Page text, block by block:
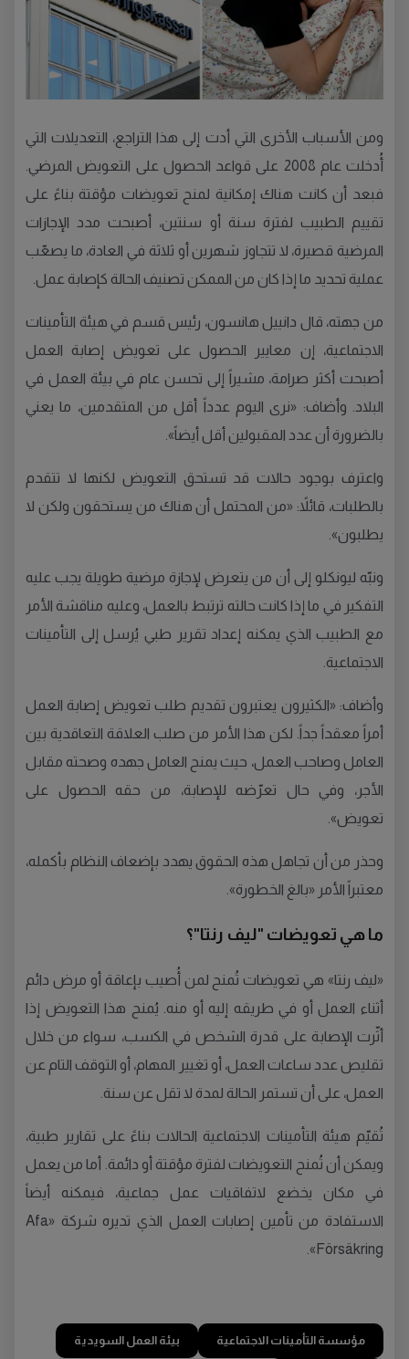
ومن الأسباب الأخرى التي أدت إلى هذا التراجع، التعديلات التي
أُدخلت عام 2008 على قواعد الحصول على التعويض المرضي.
فبعد أن كانت هناك إمكانية لمنح تعويضات مؤقتة بناءً على
تقييم الطبيب لفترة سنة أو سنتين، أصبحت مدد الإجازات
المرضية قصيرة، لا تتجاوز شهرين أو ثلاثة في العادة، ما يصعّب
عملية تحديد ما إذا كان من الممكن تصنيف الحالة كإصابة عمل.
من جهته، قال دانييل هانسون، رئيس قسم في هيئة التأمينات
الاجتماعية، إن معايير الحصول على تعويض إصابة العمل
أصبحت أكثر صرامة، مشيراً إلى تحسن عام في بيئة العمل في
البلاد. وأضاف: «نرى اليوم عدداً أقل من المتقدمين، ما يعني
بالضرورة أن عدد المقبولين أقل أيضاً».
واعترف بوجود حالات قد تستحق التعويض لكنها لا تتقدم
بالطلبات، قائلاً: «من المحتمل أن هناك من يستحقون ولكن لا
يطلبون».
ونبّه ليونكلو إلى أن من يتعرض لإجازة مرضية طويلة يجب عليه
التفكير في ما إذا كانت حالته ترتبط بالعمل، وعليه مناقشة الأمر
مع الطبيب الذي يمكنه إعداد تقرير طبي يُرسل إلى التأمينات
الاجتماعية.
وأضاف: «الكثيرون يعتبرون تقديم طلب تعويض إصابة العمل
أمراً معقداً جداً. لكن هذا الأمر من صلب العلاقة التعاقدية بين
العامل وصاحب العمل، حيث يمنح العامل جهده وصحته مقابل
الأجر، وفي حال تعرّضه للإصابة، من حقه الحصول على
تعويض».
وحذر من أن تجاهل هذه الحقوق يهدد بإضعاف النظام بأكمله،
معتبراً الأمر «بالغ الخطورة».
ما هي تعويضات "ليف رنتا"؟
«ليف رنتا» هي تعويضات تُمنح لمن أُصيب بإعاقة أو مرض دائم
أثناء العمل أو في طريقه إليه أو منه. يُمنح هذا التعويض إذا
أثّرت الإصابة على قدرة الشخص في الكسب، سواء من خلال
تقليص عدد ساعات العمل، أو تغيير المهام، أو التوقف التام عن
العمل، على أن تستمر الحالة لمدة لا تقل عن سنة.
تُقيّم هيئة التأمينات الاجتماعية الحالات بناءً على تقارير طبية،
ويمكن أن تُمنح التعويضات لفترة مؤقتة أو دائمة. أما من يعمل
في مكان يخضع لاتفاقيات عمل جماعية، فيمكنه أيضاً
الاستفادة من تأمين إصابات العمل الذي تديره شركة «Afa
Försäkring».
مؤسسة التأمينات الاجتماعية بيئة العمل السويدية